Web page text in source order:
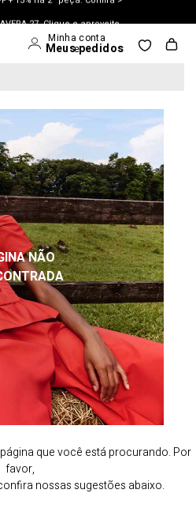
27. Clique e aproveite.
NÃO
que você está procurando. Por
favor,
nossas sugestões abaixo.